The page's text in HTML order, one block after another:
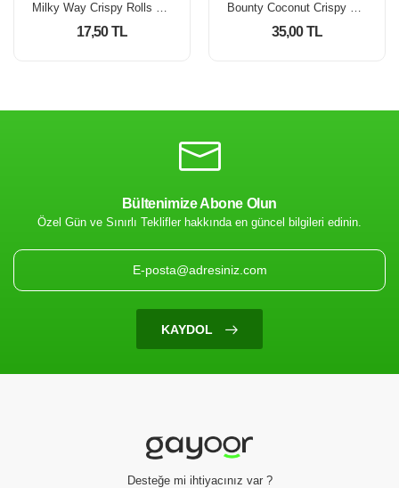
Milky Way Crispy Rolls 2'li 22.5 Gr
17,50 TL
Bounty Coconut Crispy Rolls 2'li 23.4 gr
35,00 TL
Bültenimize Abone Olun
Özel Gün ve Sınırlı Teklifler hakkında en güncel bilgileri edinin.
KAYDOL
Desteğe mi ihtiyacınız var ?